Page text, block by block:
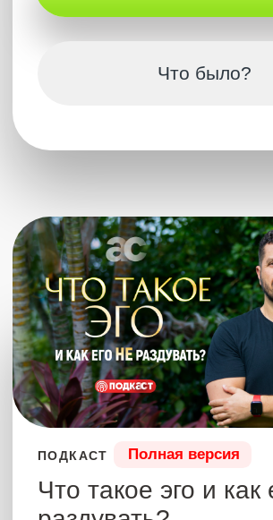
состоянием сознания. Он тот, кто дает людям
уровень ощущений, мышления и осознания. Это
глубину жизни, которая делает тебя недосягаемым
даст по-настоящему ощутить тебе, что такое
Сознание. И после этого ты познаешь настоящее
удовольствие жизни. Возможно, ты не сможешь
объяснить это и описать. Но это самое красивое,
что может пережить человек. Этот сайт – это
портал в счастливую осознанность, где собраны
все полные видео с Артуром и практические уроки.
Погружайся в Состояние, которое дает Артур,
смотри эфиры на разные жизненные темы, получай
новые знания и открывай свой неординарный,
уникальный взгляд на эту жизнь.
Подключиться в Телеграм